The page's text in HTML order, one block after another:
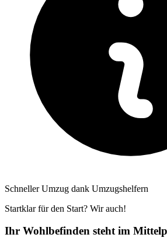
Schneller Umzug dank Umzugshelfern
Startklar für den Start? Wir auch!
Ihr Wohlbefinden steht im